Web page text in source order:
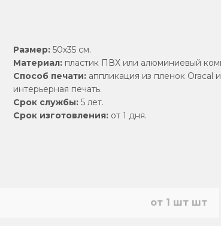
Размер:50х35 см.
Материал:пластик ПВХ или алюминиевый
Способ печати: аппликация из пленок Oracal
интерьерная печать.
Срок службы:5 лет.
Срок изготовления:от 1 дня.
от 1 шт шт